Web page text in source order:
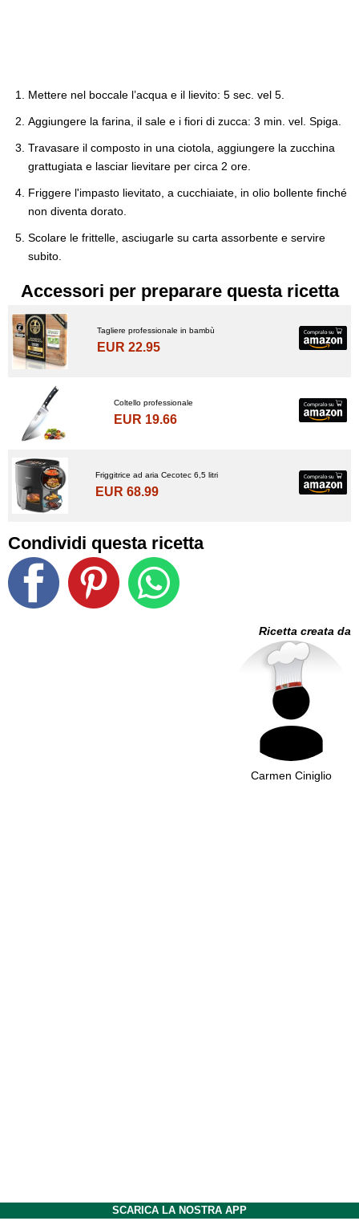
Mettere nel boccale l’acqua e il lievito: 5 sec. vel 5.
Aggiungere la farina, il sale e i fiori di zucca: 3 min. vel. Spiga.
Travasare il composto in una ciotola, aggiungere la zucchina
grattugiata e lasciar lievitare per circa 2 ore.
Friggere l'impasto lievitato, a cucchiaiate, in olio bollente finché
non diventa dorato.
Scolare le frittelle, asciugarle su carta assorbente e servire
subito.
Accessori per preparare questa ricetta
Tagliere professionale in bambù
EUR 22.95
Coltello professionale
EUR 19.66
Friggitrice ad aria Cecotec 6,5 litri
EUR 68.99
Condividi questa ricetta
Ricetta creata da
Carmen Ciniglio
SCARICA LA NOSTRA APP